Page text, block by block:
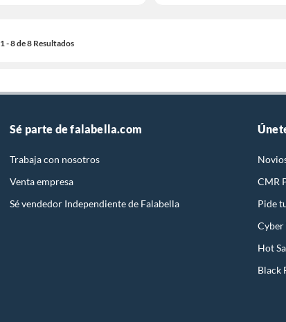
1 - 8 de 8 Resultados
Sé parte de falabella.com
Trabaja con nosotros
Venta empresa
Sé vendedor Independiente de Falabella
CMR
Pide
Hot
Black